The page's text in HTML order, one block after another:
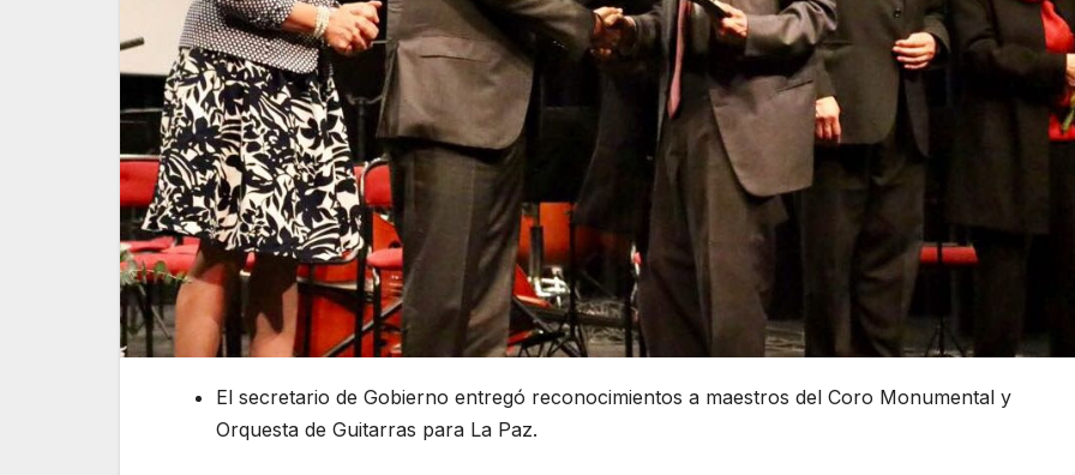
El secretario de Gobierno entregó reconocimientos a maestros del Coro Monumental y
Orquesta de Guitarras para La Paz.